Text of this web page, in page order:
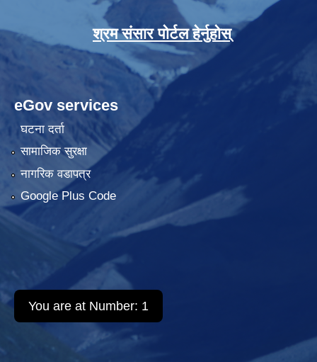
श्रम संसार पोर्टल हेर्नुहोस्
eGov services
घटना दर्ता
सामाजिक सुरक्षा
नागरिक वडापत्र
Google Plus Code
You are at Number: 1